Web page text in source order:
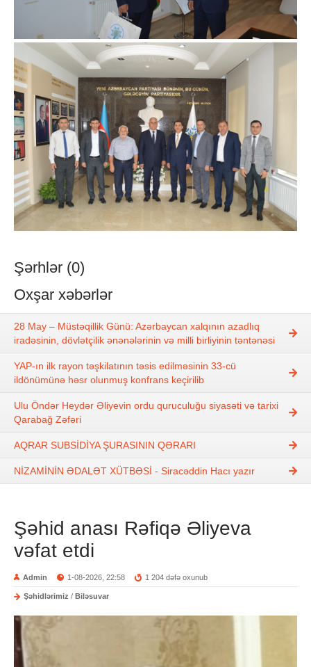
Şərhlər (0)
Oxşar xəbərlər
28 May – Müstəqillik Günü: Azərbaycan xalqının azadlıq
iradəsinin, dövlətçilik ənənələrinin və milli birliyinin təntənəsi
YAP-ın ilk rayon təşkilatının təsis edilməsinin 33-cü
ildönümünə həsr olunmuş konfrans keçirilib
Ulu Öndər Heydər Əliyevin ordu quruculuğu siyasəti və tarixi
Qarabağ Zəfəri
AQRAR SUBSİDİYA ŞURASININ QƏRARI
NİZAMİNİN ƏDALƏT XÜTBƏSİ - Siracəddin Hacı yazır
Şəhid anası Rəfiqə Əliyeva
vəfat etdi
Admin 1-08-2026, 22:58 1 204 dəfə oxunub
Şəhidlərimiz / Biləsuvar